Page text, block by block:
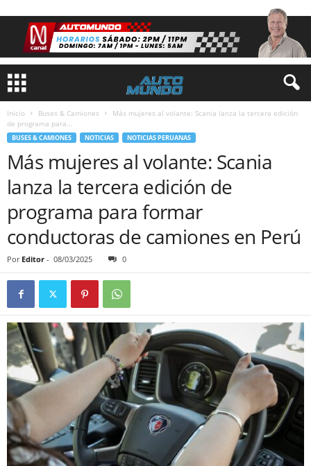
Inicio Buses & Camiones
Más mujeres al volante: Scania lanza la tercera edición
de programa para...
BUSES & CAMIONES NOTICIAS NOTICIAS PERUANAS
Más mujeres al volante: Scania
lanza la tercera edición de
programa para formar
conductoras de camiones en Perú
Por Editor - 08/03/2025 0